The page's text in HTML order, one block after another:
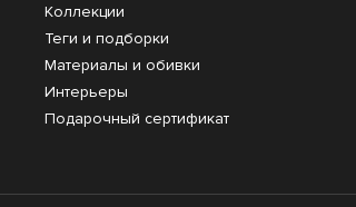
Коллекции
Теги и подборки
Материалы и обивки
Интерьеры
Подарочный сертификат